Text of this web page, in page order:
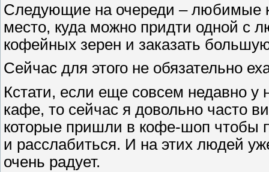
Следующие на очереди – любимые
место, куда можно придти одной с
кофейных зерен и заказать
Сейчас для этого не обязательно
Кстати, если еще совсем недавно у
кафе, то сейчас я довольно часто
которые пришли в кофе-шоп чтобы
и расслабиться. И на этих людей
очень радует.